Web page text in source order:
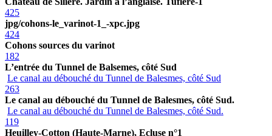
425
jpg/cohons-le_varinot-1_-xpc.jpg
424
Cohons sources du varinot
182
L’entrée du Tunnel de Balsemes, côté Sud
Le canal au débouché du Tunnel de Balesmes, côté Sud
263
Le canal au débouché du Tunnel de Balesmes, côté Sud.
Le canal au débouché du Tunnel de Balesmes, côté Sud.
119
Heuilley-Cotton (Haute-Marne), Ecluse n°1